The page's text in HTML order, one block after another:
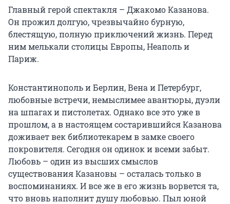
Главный герой спектакля – Джакомо Казанова.
Он прожил долгую, чрезвычайно бурную,
блестящую, полную приключений жизнь. Перед
ним мелькали столицы Европы, Неаполь и
Париж.
Константинополь и Берлин, Вена и Петербург,
любовные встречи, немыслимее авантюры, дуэли
на шпагах и пистолетах. Однако все это уже в
прошлом, а в настоящем состарившийся Казанова
доживает век библиотекарем в замке своего
покровителя. Сегодня он одинок и всеми забыт.
Любовь – один из высших смыслов
существования Казановы – осталась только в
воспоминаниях. И все же в его жизнь ворвется та,
что вновь наполнит душу любовью. Пыл юной